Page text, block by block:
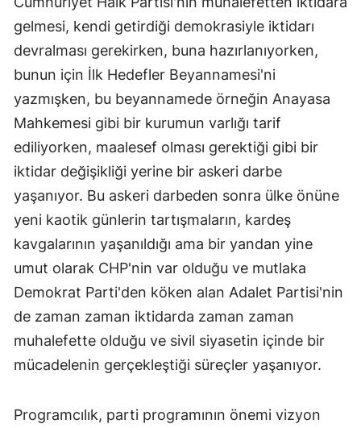
gelmesi, kendi getirdiği demokrasiyle iktidarı
devralması gerekirken, buna hazırlanıyorken,
bunun için İlk Hedefler Beyannamesi'ni
yazmışken, bu beyannamede örneğin Anayasa
Mahkemesi gibi bir kurumun varlığı tarif
ediliyorken, maalesef olması gerektiği gibi bir
iktidar değişikliği yerine bir askeri darbe
yaşanıyor. Bu askeri darbeden sonra ülke önüne
yeni kaotik günlerin tartışmaların, kardeş
kavgalarının yaşanıldığı ama bir yandan yine
umut olarak CHP'nin var olduğu ve mutlaka
Demokrat Parti'den köken alan Adalet Partisi'nin
de zaman zaman iktidarda zaman zaman
muhalefette olduğu ve sivil siyasetin içinde bir
mücadelenin gerçekleştiği süreçler yaşanıyor.
Programcılık, parti programının önemi vizyon